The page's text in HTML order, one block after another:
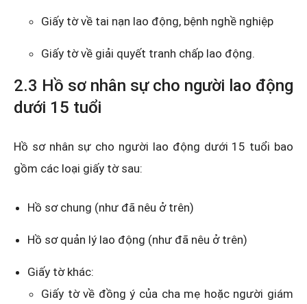
Giấy tờ về tai nạn lao động, bệnh nghề nghiệp
Giấy tờ về giải quyết tranh chấp lao động.
2.3 Hồ sơ nhân sự cho người lao động
dưới 15 tuổi
Hồ sơ nhân sự cho người lao động dưới 15 tuổi bao
gồm các loại giấy tờ sau:
Hồ sơ chung (như đã nêu ở trên)
Hồ sơ quản lý lao động (như đã nêu ở trên)
Giấy tờ khác:
Giấy tờ về đồng ý của cha mẹ hoặc người giám